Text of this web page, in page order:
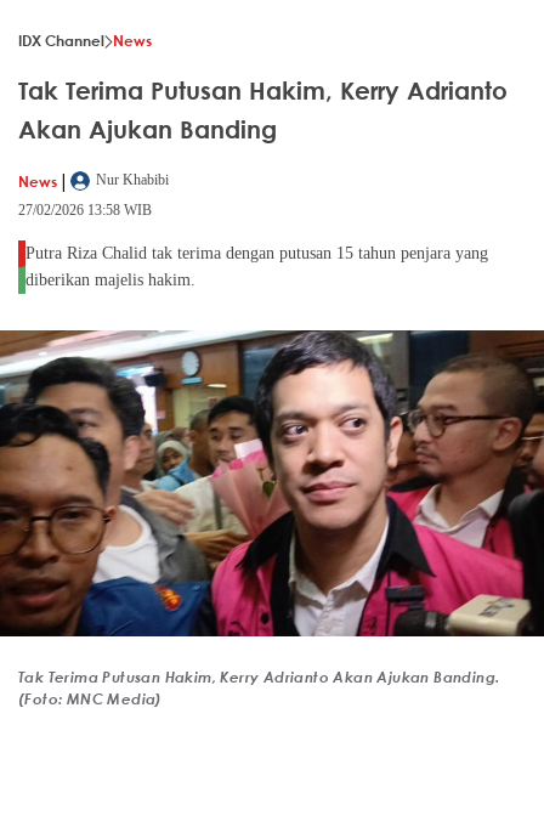
IDX Channel News
Tak Terima Putusan Hakim, Kerry Adrianto
Akan Ajukan Banding
News |
Nur Khabibi
27/02/2026 13:58 WIB
Putra Riza Chalid tak terima dengan putusan 15 tahun penjara yang
diberikan majelis hakim.
Tak Terima Putusan Hakim, Kerry Adrianto Akan Ajukan Banding.
(Foto: MNC Media)